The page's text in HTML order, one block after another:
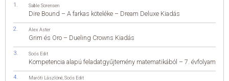
Sable Sorensen
Dire Bound – A farkas köteléke – Dream Deluxe Kiadás
Alex Aster
Grim és Oro – Dueling Crowns Kiadás
Soós Edit
Kompetencia alapú feladatgyűjtemény matematikából – 7. évfolyam
Maróti Lászlóné Soós Edit